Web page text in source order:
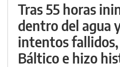
Tras 55 horas
dentro del agua
intentos
Báltico e hizo